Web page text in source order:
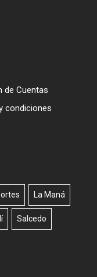
de Cuentas
condiciones
La Maná
Salcedo